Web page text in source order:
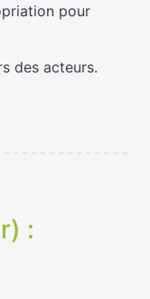
pour
des acteurs.
: